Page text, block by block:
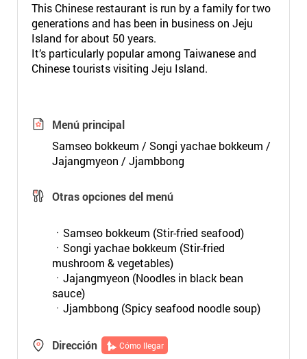
This Chinese restaurant is run by a family for two
generations and has been in business on Jeju
Island for about 50 years.
It’s particularly popular among Taiwanese and
Chinese tourists visiting Jeju Island.
Menú principal
Samseo bokkeum / Songi yachae bokkeum /
Jajangmyeon / Jjambbong
Otras opciones del menú
ㆍSamseo bokkeum (Stir-fried seafood)
ㆍSongi yachae bokkeum (Stir-fried
mushroom & vegetables)
ㆍJajangmyeon (Noodles in black bean
sauce)
ㆍJjambbong (Spicy seafood noodle soup)
Dirección Cómo llegar